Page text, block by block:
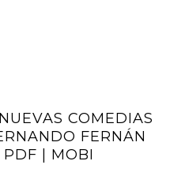
COMEDIAS
FERNÁN
| MOBI